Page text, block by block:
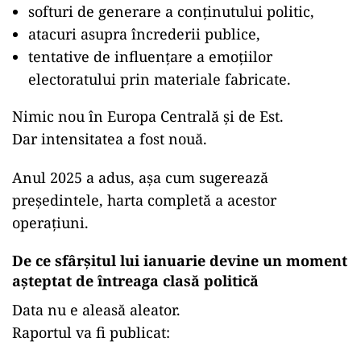
softuri de generare a conținutului politic,
atacuri asupra încrederii publice,
tentative de influențare a emoțiilor
electoratului prin materiale fabricate.
Nimic nou în Europa Centrală și de Est.
Dar intensitatea a fost nouă.
Anul 2025 a adus, așa cum sugerează
președintele, harta completă a acestor
operațiuni.
De ce sfârșitul lui ianuarie devine un moment
așteptat de întreaga clasă politică
Data nu e aleasă aleator.
Raportul va fi publicat: